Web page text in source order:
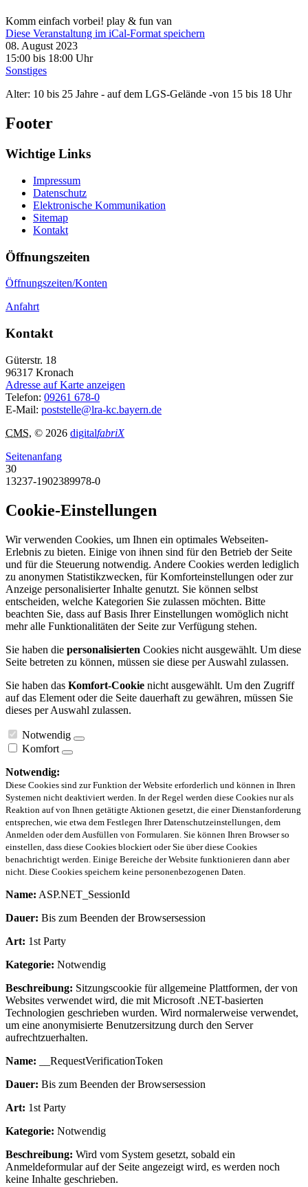
Komm einfach vorbei! play & fun van
Diese Veranstaltung im iCal-Format speichern
08. August 2023
15:00 bis 18:00 Uhr
Sonstiges
Alter: 10 bis 25 Jahre - auf dem LGS-Gelände -von 15 bis 18 Uhr
Footer
Wichtige Links
Impressum
Datenschutz
Elektronische Kommunikation
Sitemap
Kontakt
Öffnungszeiten
Öffnungszeiten/Konten
Anfahrt
Kontakt
Güterstr. 18
96317 Kronach
Adresse auf Karte anzeigen
Telefon: 09261 678-0
E-Mail: poststelle@lra-kc.bayern.de
CMS, © 2026 digitalfabriX
Seitenanfang
30
13237-1902389978-0
Cookie-Einstellungen
Wir verwenden Cookies, um Ihnen ein optimales Webseiten-
Erlebnis zu bieten. Einige von ihnen sind für den Betrieb der Seite
und für die Steuerung notwendig. Andere Cookies werden lediglich
zu anonymen Statistikzwecken, für Komforteinstellungen oder zur
Anzeige personalisierter Inhalte genutzt. Sie können selbst
entscheiden, welche Kategorien Sie zulassen möchten. Bitte
beachten Sie, dass auf Basis Ihrer Einstellungen womöglich nicht
mehr alle Funktionalitäten der Seite zur Verfügung stehen.
Sie haben die personalisierten Cookies nicht ausgewählt. Um diese
Seite betreten zu können, müssen sie diese per Auswahl zulassen.
Sie haben das Komfort-Cookie nicht ausgewählt. Um den Zugriff
auf das Element oder die Seite dauerhaft zu gewähren, müssen Sie
dieses per Auswahl zulassen.
Notwendig
Komfort
Notwendig:
Diese Cookies sind zur Funktion der Website erforderlich und können in Ihren
Systemen nicht deaktiviert werden. In der Regel werden diese Cookies nur als
Reaktion auf von Ihnen getätigte Aktionen gesetzt, die einer Dienstanforderung
entsprechen, wie etwa dem Festlegen Ihrer Datenschutzeinstellungen, dem
Anmelden oder dem Ausfüllen von Formularen. Sie können Ihren Browser so
einstellen, dass diese Cookies blockiert oder Sie über diese Cookies
benachrichtigt werden. Einige Bereiche der Website funktionieren dann aber
nicht. Diese Cookies speichern keine personenbezogenen Daten.
Name: ASP.NET_SessionId
Dauer: Bis zum Beenden der Browsersession
Art: 1st Party
Kategorie: Notwendig
Beschreibung: Sitzungscookie für allgemeine Plattformen, der von
Websites verwendet wird, die mit Microsoft .NET-basierten
Technologien geschrieben wurden. Wird normalerweise verwendet,
um eine anonymisierte Benutzersitzung durch den Server
aufrechtzuerhalten.
Name: __RequestVerificationToken
Dauer: Bis zum Beenden der Browsersession
Art: 1st Party
Kategorie: Notwendig
Beschreibung: Wird vom System gesetzt, sobald ein
Anmeldeformular auf der Seite angezeigt wird, es werden noch
keine Inhalte geschrieben.